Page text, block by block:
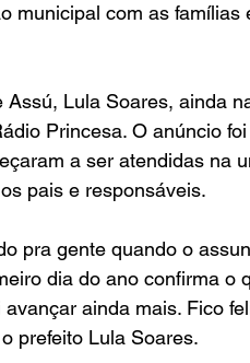
municipal com as famílias
Lula Soares, ainda
Princesa. O anúncio
a ser atendidas na
pais e responsáveis.
pra gente quando o
dia do ano confirma o
ainda mais. Fico
prefeito Lula Soares.